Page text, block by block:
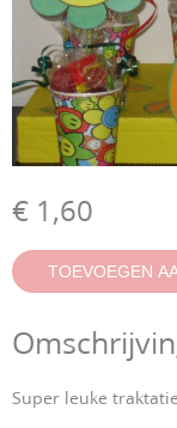
€ 1,60
Super leuke